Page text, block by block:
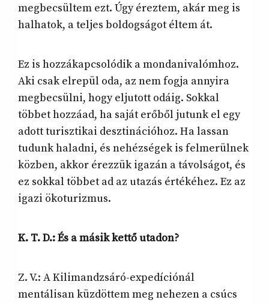
megbecsültem ezt. Úgy éreztem, akár meg is
halhatok, a teljes boldogságot éltem át.
Ez is hozzákapcsolódik a mondanivalómhoz.
Aki csak elrepül oda, az nem fogja annyira
megbecsülni, hogy eljutott odáig. Sokkal
többet hozzáad, ha saját erőből jutunk el egy
adott turisztikai desztinációhoz. Ha lassan
tudunk haladni, és nehézségek is felmerülnek
közben, akkor érezzük igazán a távolságot, és
ez sokkal többet ad az utazás értékéhez. Ez az
igazi ökoturizmus.
K. T. D.:És a másik kettő utadon?
Z. V.: A Kilimandzsáró-expedíciónál
mentálisan küzdöttem meg nehezen a csúcs